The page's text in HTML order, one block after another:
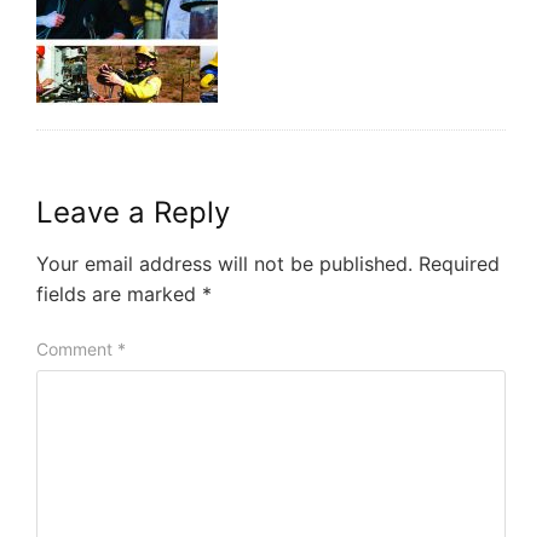
Leave a Reply
Your email address will not be published. Required
fields are marked *
Comment *